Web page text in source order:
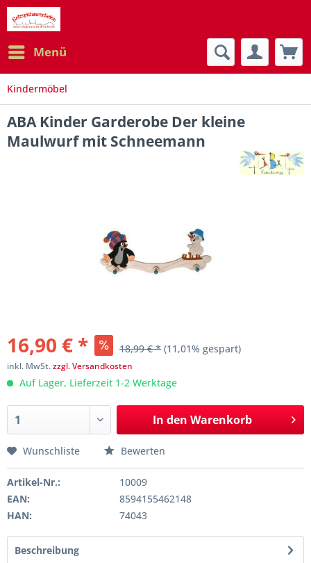
Menü
Kindermöbel
ABA Kinder Garderobe Der kleine
Maulwurf mit Schneemann
16,90 € * 18,99 € * (11,01% gespart)
inkl. MwSt.zzgl. Versandkosten
Auf Lager, Lieferzeit 1-2 Werktage
In den Warenkorb
Wunschliste Bewerten
Artikel-Nr.:
10009
EAN:
8594155462148
HAN:
74043
Beschreibung